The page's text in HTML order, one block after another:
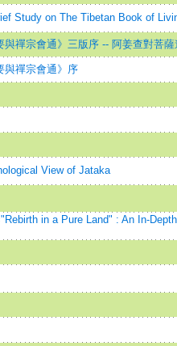
Study on The Tibetan Book of
與禪宗會通》三版序 -- 阿姜查對菩
與禪宗會通》序
View of Jataka
in a Pure Land" : An In-